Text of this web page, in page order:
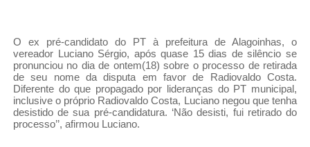
O ex pré-candidato do PT à prefeitura de Alagoinhas, o
vereador Luciano Sérgio, após quase 15 dias de silêncio se
pronunciou no dia de ontem(18) sobre o processo de retirada
de seu nome da disputa em favor de Radiovaldo Costa.
Diferente do que propagado por lideranças do PT municipal,
inclusive o próprio Radiovaldo Costa, Luciano negou que tenha
desistido de sua pré-candidatura. ‘Não desisti, fui retirado do
processo’’, afirmou Luciano.